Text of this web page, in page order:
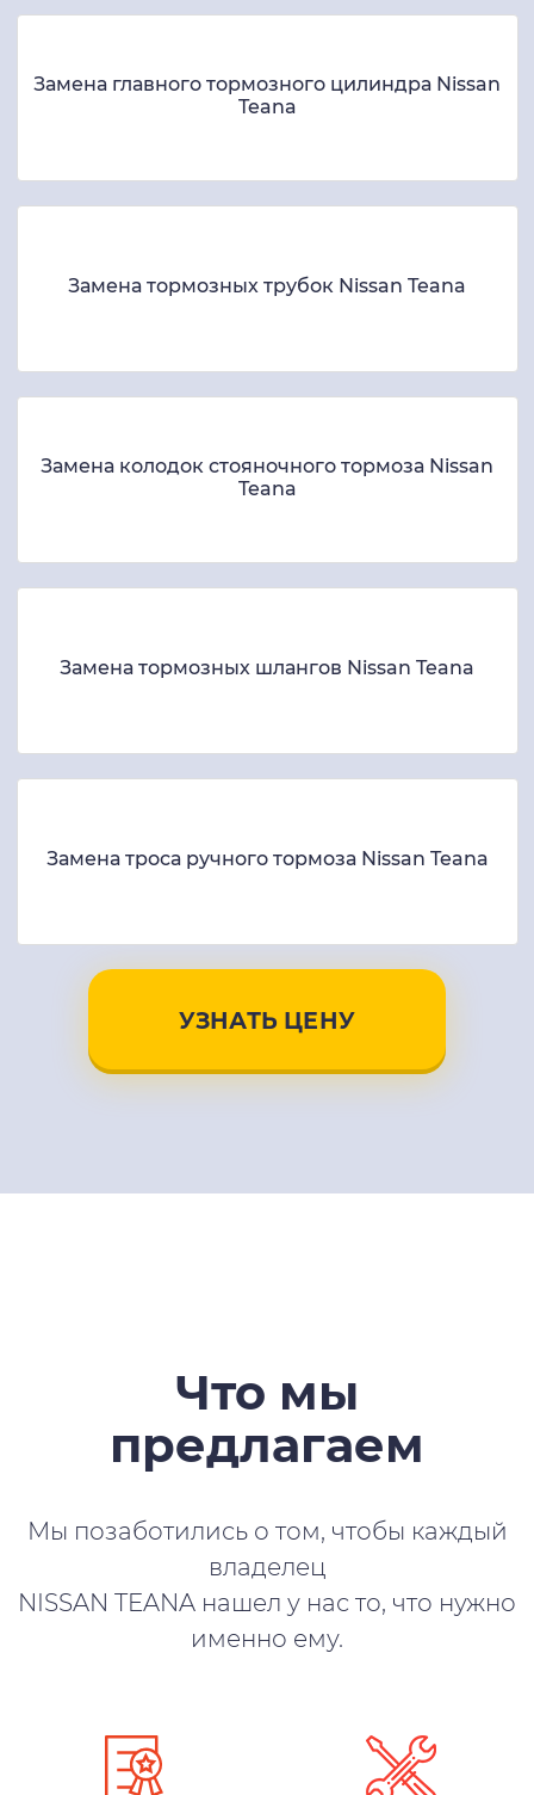
Замена главного тормозного цилиндра Nissan
Teana
Замена тормозных трубок Nissan Teana
Замена колодок стояночного тормоза Nissan
Teana
Замена тормозных шлангов Nissan Teana
Замена троса ручного тормоза Nissan Teana
УЗНАТЬ ЦЕНУ
Что мы
предлагаем
Мы позаботились о том, чтобы каждый
владелец
NISSAN TEANA нашел у нас то, что нужно
именно ему.